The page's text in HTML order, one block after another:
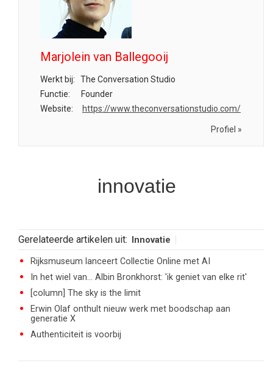
Marjolein van Ballegooij
Werkt bij:
The Conversation Studio
Functie:
Founder
Website:
https://www.theconversationstudio.com/
Profiel »
innovatie
Gerelateerde artikelen uit: Innovatie
Rijksmuseum lanceert Collectie Online met AI
In het wiel van... Albin Bronkhorst: 'ik geniet van elke rit'
[column] The sky is the limit
Erwin Olaf onthult nieuw werk met boodschap aan
generatie X
Authenticiteit is voorbij